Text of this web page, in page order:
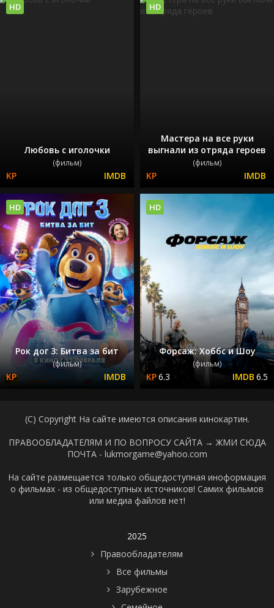
Любовь с иголочки
(фильм)
HD
Мастера на все руки
выгнали из отряда героев
(фильм)
HD
Рок дог 3: Битва за бит
(фильм)
HD
Форсаж: Хоббс и Шоу
(фильм)
6.3 6.5
HD
(C) Copyright На сайте имеются описания кинокартин.
ПРАВООБЛАДАТЕЛЯМ И ПО ВОПРОСУ САЙТА → ЖМИ СЮДА
ПОЧТА - lukmorgame@yahoo.com
На сайте размещается только общедоступная иноформация
о фильмах - из общедоступных источников! Самих фильмов
или медиа файлов нет!
2025
Правообладателям
Все фильмы
Зарубежное